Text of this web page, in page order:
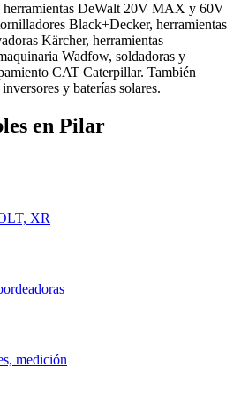
herramientas DeWalt 20V MAX y 60V
Black+Decker, herramientas
Kärcher, herramientas
Wadfow, soldadoras y
CAT Caterpillar. También
y baterías solares.
en Pilar
XR
medición